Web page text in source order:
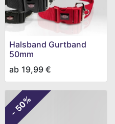
Halsband Gurtband
50mm
ab 19,99€
- 50%